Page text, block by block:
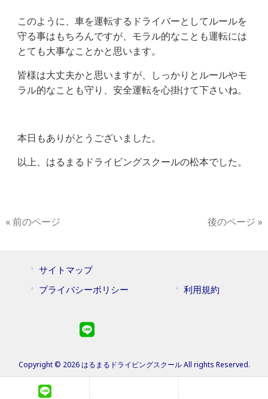
このように、車を運転するドライバーとしてルールを
守る事はもちろんですが、モラル的なことも運転には
とても大事なことかと思います。
皆様は大丈夫かと思いますが、しっかりとルールやモ
ラル的なことも守り、安全運転を心掛けて下さいね。
本日もありがとうございました。
以上、はるまるドライビングスクールの松本でした。
« 前のページ 後のページ »
サイトマップ
プライバシーポリシー
利用規約
Copyright © 2026 はるまるドライビングスクール All rights Reserved.